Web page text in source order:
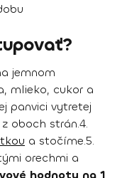
jemnom
mlieko, cukor a
panvici vytretej
oboch strán.4.
a stočíme.5.
orechmi a
hodnoty na 1